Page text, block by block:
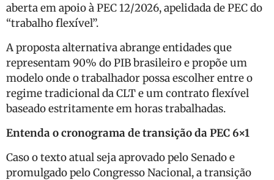
aberta em apoio à PEC 12/2026, apelidada de PEC do
“trabalho flexível”.
A proposta alternativa abrange entidades que
representam 90% do PIB brasileiro e propõe um
modelo onde o trabalhador possa escolher entre o
regime tradicional da CLT e um contrato flexível
baseado estritamente em horas trabalhadas.
Entenda o cronograma de transição da PEC 6×1
Caso o texto atual seja aprovado pelo Senado e
promulgado pelo Congresso Nacional, a transição